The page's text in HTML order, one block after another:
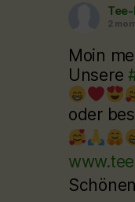
2
Moin
Unsere
oder